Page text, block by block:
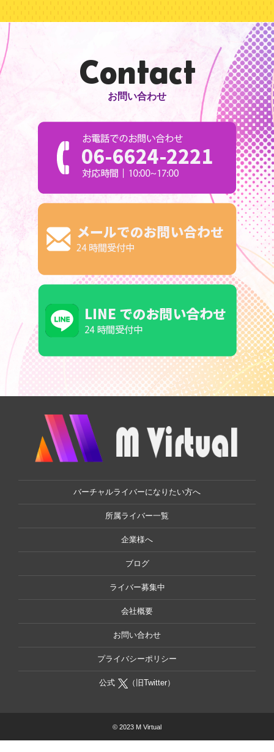
Contact
お問い合わせ
バーチャルライバーになりたい方へ
所属ライバー一覧
企業様へ
ブログ
ライバー募集中
会社概要
お問い合わせ
プライバシーポリシー
公式 （旧Twitter）
© 2023 M Virtual